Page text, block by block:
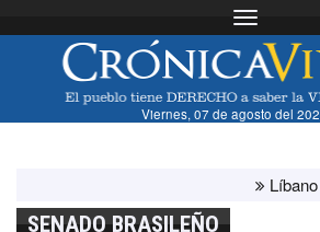
Toggle
Viernes, 07 de agosto del
Líbano e
SENADO BRASILEÑO